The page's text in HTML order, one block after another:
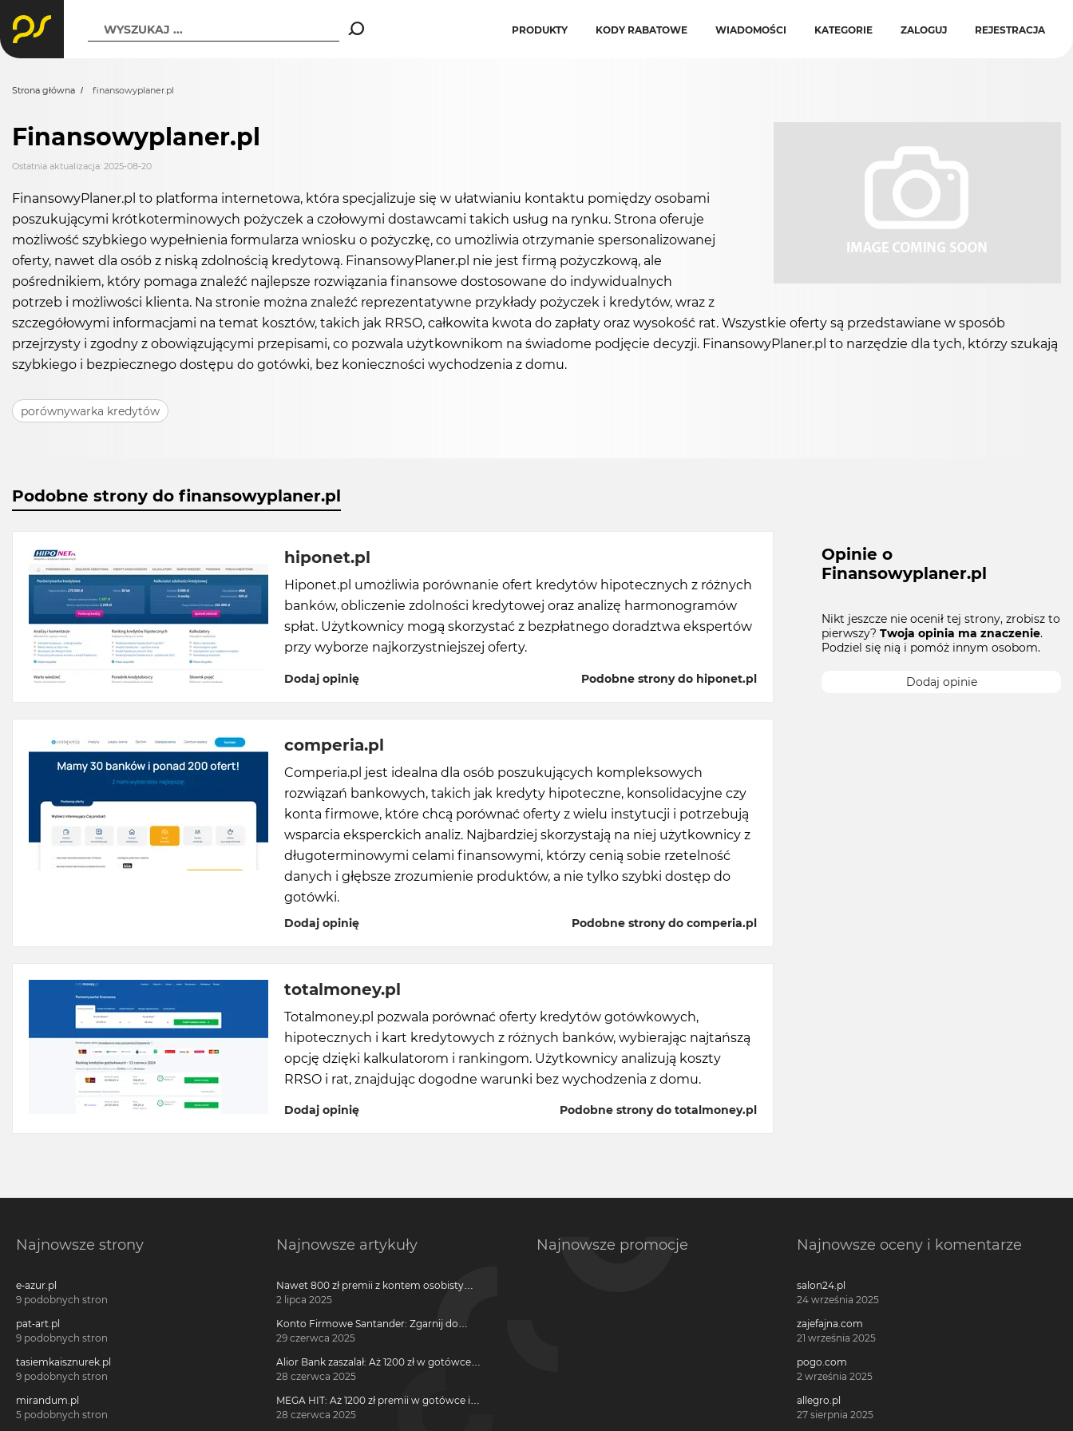
WYSZUKAJ ... PRODUKTY KODY RABATOWE WIADOMOŚCI KATEGORIE ZALOGUJ REJESTRACJA
Strona główna finansowyplaner.pl
Finansowyplaner.pl
Ostatnia aktualizacja: 2025-08-20
FinansowyPlaner.pl to platforma internetowa, która specjalizuje się w ułatwianiu kontaktu pomiędzy osobami
poszukującymi krótkoterminowych pożyczek a czołowymi dostawcami takich usług na rynku. Strona oferuje
możliwość szybkiego wypełnienia formularza wniosku o pożyczkę, co umożliwia otrzymanie spersonalizowanej
oferty, nawet dla osób z niską zdolnością kredytową. FinansowyPlaner.pl nie jest firmą pożyczkową, ale
pośrednikiem, który pomaga znaleźć najlepsze rozwiązania finansowe dostosowane do indywidualnych
potrzeb i możliwości klienta. Na stronie można znaleźć reprezentatywne przykłady pożyczek i kredytów, wraz z
szczegółowymi informacjami na temat kosztów, takich jak RRSO, całkowita kwota do zapłaty oraz wysokość rat. Wszystkie oferty są przedstawiane w sposób
przejrzysty i zgodny z obowiązującymi przepisami, co pozwala użytkownikom na świadome podjęcie decyzji. FinansowyPlaner.pl to narzędzie dla tych, którzy szukają
szybkiego i bezpiecznego dostępu do gotówki, bez konieczności wychodzenia z domu.
porównywarka kredytów
Podobne strony do finansowyplaner.pl
hiponet.pl
Hiponet.pl umożliwia porównanie ofert kredytów hipotecznych z różnych
banków, obliczenie zdolności kredytowej oraz analizę harmonogramów
spłat. Użytkownicy mogą skorzystać z bezpłatnego doradztwa ekspertów
przy wyborze najkorzystniejszej oferty.
Dodaj opinię Podobne strony do hiponet.pl
comperia.pl
Comperia.pl jest idealna dla osób poszukujących kompleksowych
rozwiązań bankowych, takich jak kredyty hipoteczne, konsolidacyjne czy
konta firmowe, które chcą porównać oferty z wielu instytucji i potrzebują
wsparcia eksperckich analiz. Najbardziej skorzystają na niej użytkownicy z
długoterminowymi celami finansowymi, którzy cenią sobie rzetelność
danych i głębsze zrozumienie produktów, a nie tylko szybki dostęp do
gotówki.
Dodaj opinię Podobne strony do comperia.pl
totalmoney.pl
Totalmoney.pl pozwala porównać oferty kredytów gotówkowych,
hipotecznych i kart kredytowych z różnych banków, wybierając najtańszą
opcję dzięki kalkulatorom i rankingom. Użytkownicy analizują koszty
RRSO i rat, znajdując dogodne warunki bez wychodzenia z domu.
Dodaj opinię Podobne strony do totalmoney.pl
Opinie o
Finansowyplaner.pl
Nikt jeszcze nie ocenił tej strony, zrobisz to
pierwszy? Twoja opinia ma znaczenie.
Podziel się nią i pomóż innym osobom.
Dodaj opinie
Najnowsze strony
e-azur.pl
9 podobnych stron
pat-art.pl
9 podobnych stron
tasiemkaisznurek.pl
9 podobnych stron
mirandum.pl
5 podobnych stron
Najnowsze artykuły
Nawet 800 zł premii z kontem osobistym
Millennium 360°!
2 lipca 2025
Konto Firmowe Santander: Zgarnij do
2700 zł w promocji
29 czerwca 2025
Alior Bank zaszalał: Aż 1200 zł w gotówce i
voucherach za otwarcie darmowego
28 czerwca 2025
MEGA HIT: Aż 1200 zł premii w gotówce i
voucherach za darmową kartę kredytową
28 czerwca 2025
Najnowsze promocje Najnowsze oceny i komentarze
salon24.pl
24 września 2025
zajefajna.com
21 września 2025
pogo.com
2 września 2025
allegro.pl
27 sierpnia 2025